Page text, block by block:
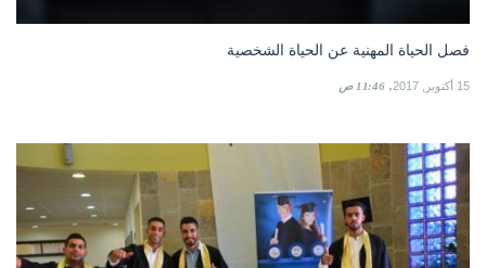
فصل الحياة المهنية عن الحياة الشخصية
15 أكتوبر, 2017 11:46 ص